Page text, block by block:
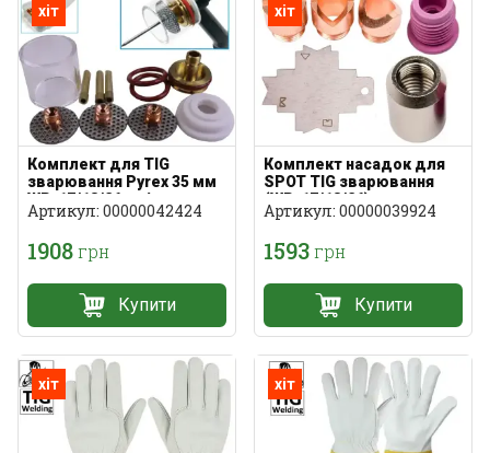
хіт
Комплект для TIG
зварювання Pyrex 35 мм
WP-17/18/26 з лінзою
Артикул: 00000042424
1908грн
Купити
хіт
Комплект насадок для
SPOT TIG зварювання
(WP-17/18/26)
Артикул: 00000039924
1593грн
Купити
хіт хіт